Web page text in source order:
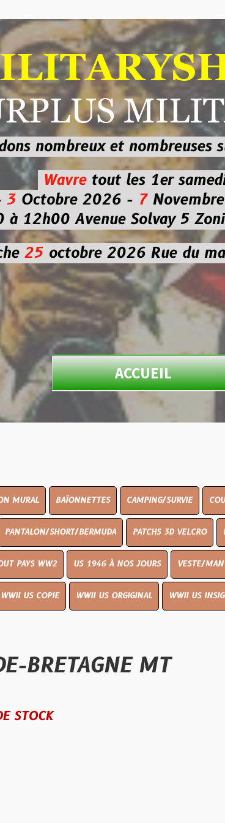
et nombreusessur les
Wavre
tout les 1er samedi
2026 - 7Novembre 2026
Avenue Solvay 5 Zoning
2026Rue du marché
ACCUEIL
BAÏONNETTES CAMPING/SURVIE COUTELLERIE
BERMUDA PATCHS 3D VELCRO PEINTURE
US 1946 À NOS JOURS VESTE/MANTEAU
WWII US ORGIGINAL WWII US INSIGNES
MT